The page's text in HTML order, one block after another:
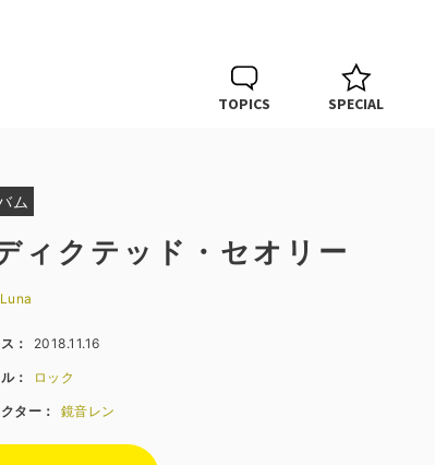
TOPICS SPECIAL
ム
ィクテッド・セオリー
： 2018.11.16
： ロック
ター： 鏡音レン